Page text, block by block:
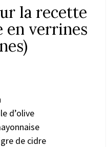
la recette
en verrines
d’olive
de cidre